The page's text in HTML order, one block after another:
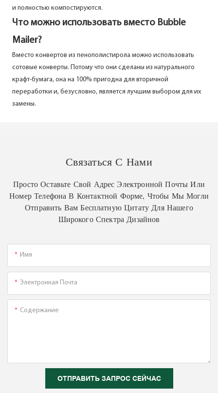
и полностью компостируются.
Что можно использовать вместо Bubble
Mailer?
Вместо конвертов из пенополистирола можно использовать
сотовые конверты. Потому что они сделаны из натурального
крафт-бумага, она на 100% пригодна для вторичной
переработки и, безусловно, является лучшим выбором для их
замены.
Связаться С Нами
Просто Оставьте Свой Адрес Электронной Почты Или
Номер Телефона В Контактной Форме, Чтобы Мы Могли
Отправить Вам Бесплатную Цитату Для Нашего
Широкого Спектра Дизайнов
Имя
Электронная Почта
Содержание
ОТПРАВИТЬ ЗАПРОС СЕЙЧАС